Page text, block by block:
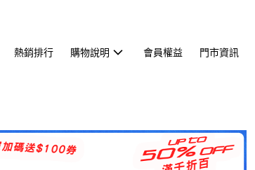
熱銷排行 購物說明 會員權益 門市資訊